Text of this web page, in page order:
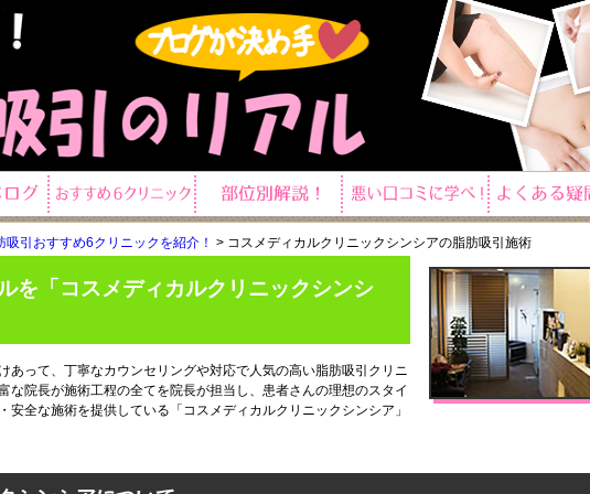
吸引おすすめ6クリニックを紹介！ > コスメディカルクリニックシンシアの脂肪吸引施術
を「コスメディカルクリニックシンシ
あって、丁寧なカウンセリングや対応で人気の高い脂肪吸引クリニ
な院長が施術工程の全てを院長が担当し、患者さんの理想のスタイ
安全な施術を提供している「コスメディカルクリニックシンシア」